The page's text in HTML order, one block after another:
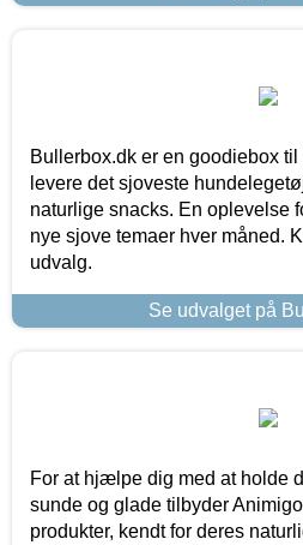
Bullerbox.dk er en goodiebox
levere det sjoveste
naturlige snacks. En oplevelse
nye sjove temaer hver måned.
udvalg.
Se udvalget på
For at hjælpe dig med at holde
sunde og glade tilbyder
produkter, kendt for deres